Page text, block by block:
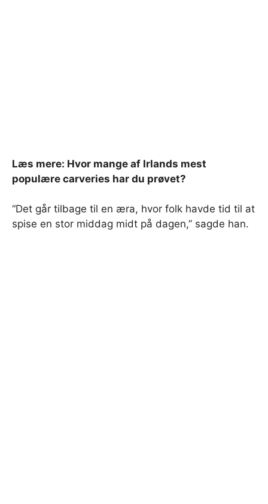
Læs mere: Hvor mange af Irlands mest
populære carveries har du prøvet?
“Det går tilbage til en æra, hvor folk havde tid til at
spise en stor middag midt på dagen,” sagde han.